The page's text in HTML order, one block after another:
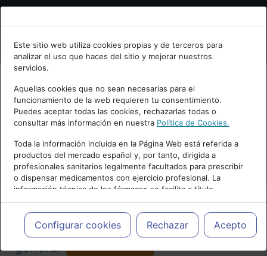
Bienvenid@ a psiquiatria.com
Escribe tu Email
Accede o regístrate con tu email.
Cancelar
Este sitio web utiliza cookies propias y de terceros para
analizar el uso que haces del sitio y mejorar nuestros
servicios.
Aquellas cookies que no sean necesarias para el
funcionamiento de la web requieren tu consentimiento.
Puedes aceptar todas las cookies, rechazarlas todas o
consultar más información en nuestra Política de Cookies.
Toda la información incluida en la Página Web está referida a
productos del mercado español y, por tanto, dirigida a
profesionales sanitarios legalmente facultados para prescribir
o dispensar medicamentos con ejercicio profesional. La
información técnica de los fármacos se facilita a título
meramente informativo, siendo responsabilidad de los
profesionales facultados prescribir medicamentos y decidir, en
cada caso concreto, el tratamiento más adecuado a las
necesidades del paciente.
Configurar cookies Rechazar Acepto
Actualidad y Artículos|Psiquiatría
general